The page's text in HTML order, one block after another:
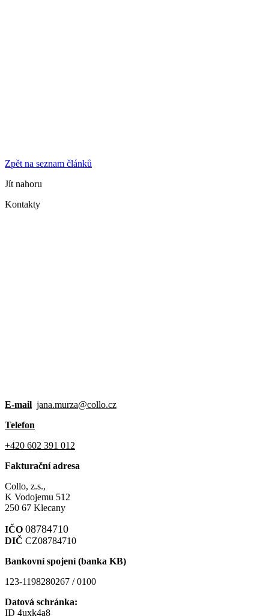
Zpět na seznam článků
Jít nahoru
Kontakty
E-mail jana.murza@collo.cz
Telefon
+420 602 391 012
Fakturační adresa
Collo, z.s.,
K Vodojemu 512
250 67 Klecany
IČO 08784710
DIČ CZ08784710
Bankovní spojení (banka KB)
123-1198280267 / 0100
Datová schránka:
ID 4uxk4a8